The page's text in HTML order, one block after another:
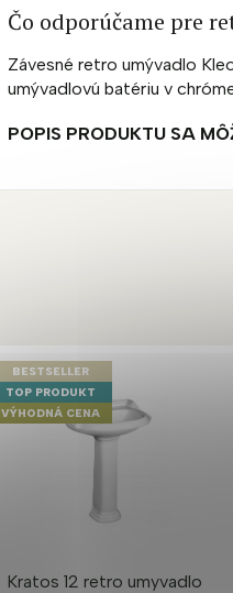
Čo odporúčame pre
Závesné retro umývadlo
umývadlovú batériu v
POPIS PRODUKTU SA
BESTSELLER
TOP PRODUKT
VÝHODNÁ CENA
Kratos 12 retro umyvadlo